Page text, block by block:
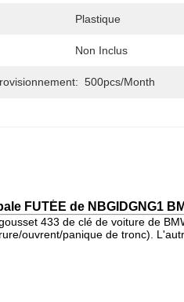
Plastique
Non Inclus
500pcs/month
FUTÉE de NBGIDGNG1
433 de clé de voiture de
ouvrent/panique de tronc).